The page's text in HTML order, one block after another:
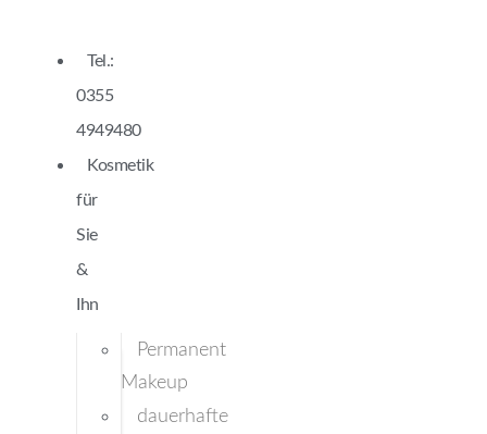
Tel.:
0355
4949480
Kosmetik
für
Sie
&
Ihn
Permanent
Makeup
dauerhafte